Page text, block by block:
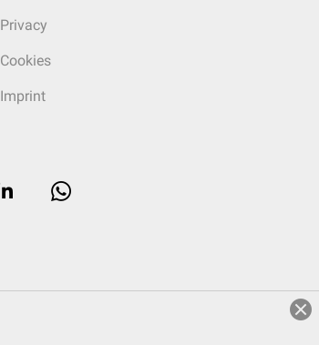
Privacy
Cookies
Imprint